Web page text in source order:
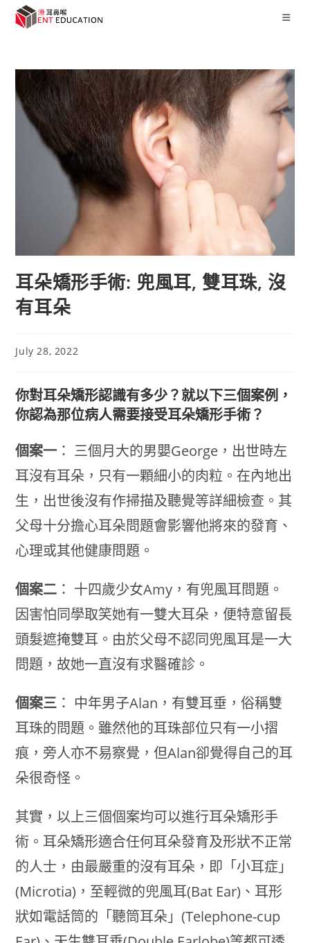
耳朵矯形手術: 兜風耳, 雙耳珠, 沒
有耳朵
July 28, 2022
你對耳朵矯形認識有多少？就以下三個案例，
你認為那位病人需要接受耳朵矯形手術？
個案一 ： 三個月大的男嬰George，出世時左
耳沒有耳朵，只有一顆細小的肉粒。在內地出
生，出世後沒有作掃描及聽覺等詳細檢查。其
父母十分擔心耳朵問題會影響他將來的發育、
心理或其他健康問題。
個案二 ： 十四歲少女Amy，有兜風耳問題。
因害怕同學取笑她有一雙大耳朵，便特意留長
頭髮遮掩雙耳。由於父母不認同兜風耳是一大
問題，故她一直沒有求醫確診。
個案三 ： 中年男子Alan，有雙耳垂，俗稱雙
耳珠的問題。雖然他的耳珠部位只有一小摺
痕，旁人亦不易察覺，但Alan卻覺得自己的耳
朵很奇怪。
其實，以上三個個案均可以進行耳朵矯形手
術。耳朵矯形適合任何耳朵發育及形狀不正常
的人士，由最嚴重的沒有耳朵，即「小耳症」
(Microtia)，至輕微的兜風耳(Bat Ear)、耳形
狀如電話筒的「聽筒耳朵」(Telephone-cup